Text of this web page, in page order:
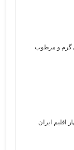
گرم و مرطوب
اقلیم ایران